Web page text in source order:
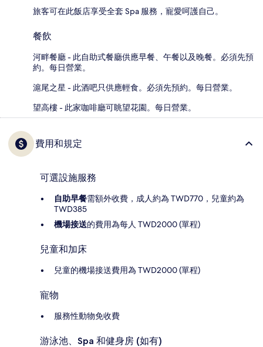
旅客可在此飯店享受全套 Spa 服務，寵愛呵護自己。
餐飲
河畔餐廳 - 此自助式餐廳供應早餐、午餐以及晚餐。必須先預
約。每日營業。
滬尾之星 - 此酒吧只供應輕食。必須先預約。每日營業。
望高樓 - 此家咖啡廳可眺望花園。每日營業。
費用和規定
可選設施服務
自助早餐需額外收費，成人約為 TWD770，兒童約為
TWD385
機場接送的費用為每人 TWD2000 (單程)
兒童和加床
兒童的機場接送費用為 TWD2000 (單程)
寵物
服務性動物免收費
游泳池、Spa 和健身房 (如有)